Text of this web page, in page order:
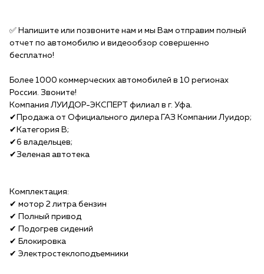
✅️ Напишите или позвоните нам и мы Вам отправим полный
отчет по автомобилю и видеообзор совершенно
бесплатно!
Более 1000 коммерческих автомобилей в 10 регионах
России. Звоните!
Компания ЛУИДОР-ЭКСПЕРТ филиал в г. Уфа.
✔Продажа от Официального дилера ГАЗ Компании Луидор;
✔Категория В;
✔6 владельцев;
✔Зеленая автотека
Комплектация:
✔ мотор 2 литра бензин
✔ Полный привод
✔ Подогрев сидений
✔ Блокировка
✔ Электростеклоподъемники